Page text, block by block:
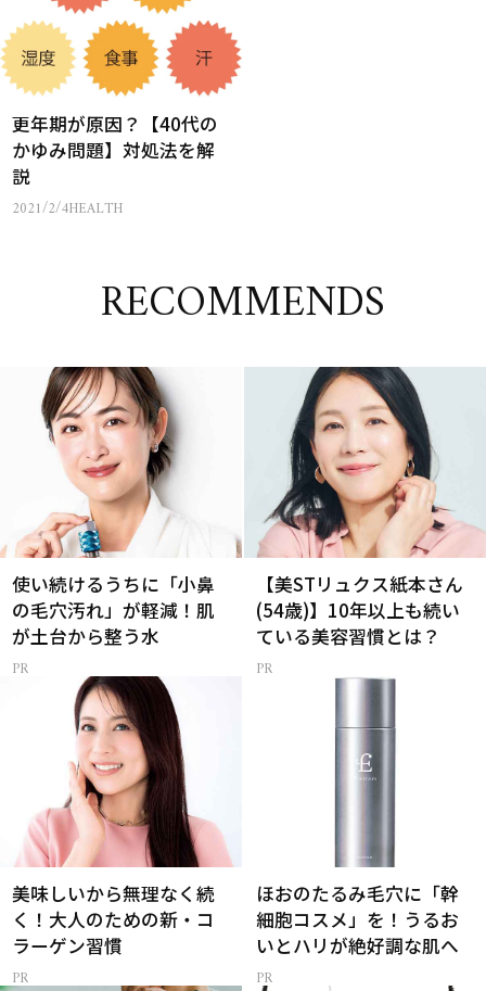
更年期が原因？【40代の
かゆみ問題】対処法を解
説
2021/2/4HEALTH
RECOMMENDS
使い続けるうちに「小鼻
の毛穴汚れ」が軽減！肌
が土台から整う水
【美STリュクス紙本さん
(54歳)】10年以上も続い
ている美容習慣とは？
美味しいから無理なく続
く！大人のための新・コ
ラーゲン習慣
ほおのたるみ毛穴に「幹
細胞コスメ」を！うるお
いとハリが絶好調な肌へ